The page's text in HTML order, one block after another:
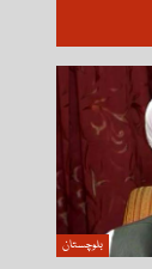
بلوچستان